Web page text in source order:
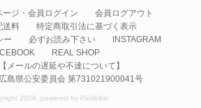
ージ・会員ログイン
会員ログアウト
送料
特定商取引法に基づく表示
ー
必ずお読み下さい
INSTAGRAM
REAL SHOP
メールの遅延や不達について】
島県公安委員会 第731021900041号
2026. powered by Piröleikki.